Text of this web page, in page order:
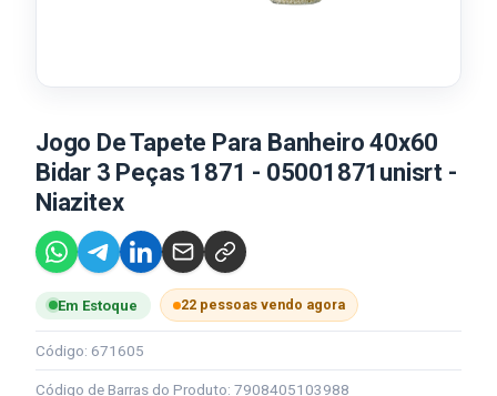
Jogo De Tapete Para Banheiro 40x60
Bidar 3 Peças 1871 - 05001871unisrt -
Niazitex
Em Estoque 22 pessoas vendo agora
Código: 671605
Código de Barras do Produto: 7908405103988